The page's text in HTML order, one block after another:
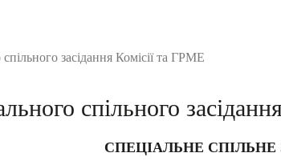
засідання Комісії та ГРМЕ
спільного
СПЕЦІАЛЬНЕ СПІЛЬНЕ